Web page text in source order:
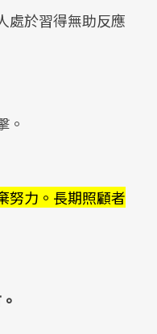
處於習得無助反應
。
努力。長期照顧者